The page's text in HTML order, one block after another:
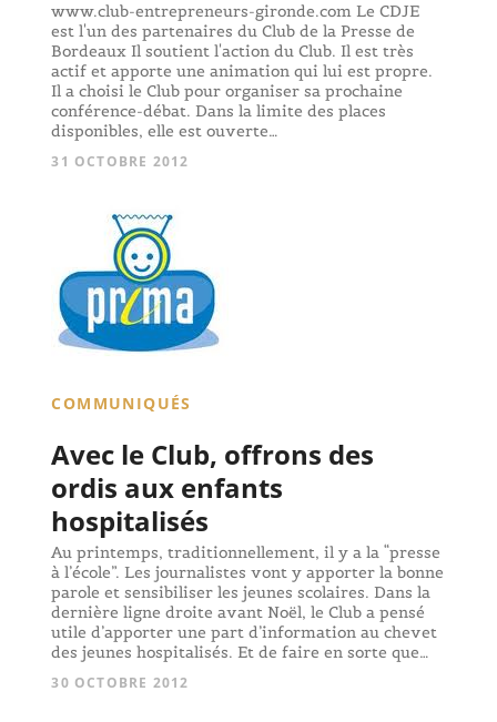
www.club-entrepreneurs-gironde.com Le CDJE
est l'un des partenaires du Club de la Presse de
Bordeaux Il soutient l'action du Club. Il est très
actif et apporte une animation qui lui est propre.
Il a choisi le Club pour organiser sa prochaine
conférence-débat. Dans la limite des places
disponibles, elle est ouverte…
31 OCTOBRE 2012
COMMUNIQUÉS
Avec le Club, offrons des
ordis aux enfants
hospitalisés
Au printemps, traditionnellement, il y a la “presse
à l’école”. Les journalistes vont y apporter la bonne
parole et sensibiliser les jeunes scolaires. Dans la
dernière ligne droite avant Noël, le Club a pensé
utile d’apporter une part d’information au chevet
des jeunes hospitalisés. Et de faire en sorte que…
30 OCTOBRE 2012